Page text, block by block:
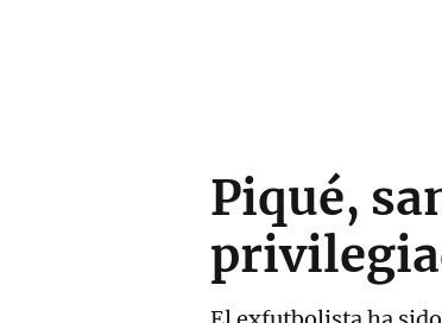
Piqué,